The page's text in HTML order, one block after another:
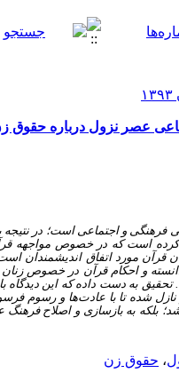
عصر نزول درباره حقوق
فرهنگی و اجتماعی است؛ در
است که در خصوص مواجهه
مورد اتفاق اندیشمندان
و احکام قرآن در خصوص زنان
به دست داده که این دیدگاه
شده تا با عادت‌ها و رسوم
بلکه به بازسازی و اصلاح
، حقوق زن